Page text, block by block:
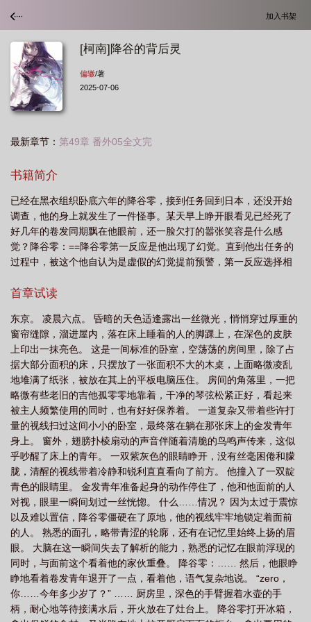
加入书架
[柯南]降谷的背后灵
偏辙/著
2025-07-06
最新章节： 第49章 番外05全文完
书籍简介
已经在黑衣组织卧底六年的降谷零，接到任务回到日本，还没开始
调查，他的身上就发生了一件怪事。某天早上睁开眼看见已经死了
好几年的卷发同期飘在他眼前，还一脸欠打的嚣张笑容是什么感
觉？降谷零：==降谷零第一反应是他出现了幻觉。直到他出任务的
过程中，被这个他自认为是虚假的幻觉提前预警，第一反应选择相
松田阵平：都说了不是幻觉啊！-降谷零艰难地接受了不知道为什么
出现背后灵已经是最不科学的事情了，直到不久后，得知这个世界
上竟然有返老还童药，高中生变成小学生这种事。降谷零，二度震
撼。然后，一个自称“赤魔法继承人”的家伙找到了他。对方：用特殊
道具可以烧东西给你的背后灵哦～降谷零：……先烧个墨镜吧。松
田阵平：？-降谷零带着自己的背后灵同期，开启了薅组织情报的快
进plus版。以及，轻松掀掉某人的猫皮。（一个人在工藤宅里易容的
某人：？）发现某易容的厨师。（从劳斯莱斯上走下来给自己带上
假龅牙的厨师：？）
首章试读
东京。 凌晨六点。 昏暗的天色适逢露出一丝微光，悄悄穿过厚重的
窗帘缝隙，溜进屋内，落在床上睡着的人的脚踝上，在深色的皮肤
上印出一抹亮色。 这是一间标准的卧室，空荡荡的房间里，除了占
据大部分面积的床，只摆放了一张面积不大的木桌，上面略微凌乱
地堆满了纸张，被放在其上的平板电脑压住。 房间的角落里，一把
略微有些老旧的吉他孤零零地靠着，干净的琴弦松紧正好，看起来
被主人频繁使用的同时，也有好好保养着。 一道复杂又带着些许打
量的视线扫过这间小小的卧室，最终落在躺在那张床上的金发青年
身上。 窗外，翅膀扑棱扇动的声音伴随着清脆的鸟鸣声传来，这似
乎吵醒了床上的青年。 一双紫灰色的眼睛睁开，没有丝毫困倦和朦
胧，清醒的视线带着冷静和锐利直直看向了前方。 他撞入了一双靛
青色的眼睛里。 金发青年准备起身的动作停住了，他和他面前的人
对视，眼里一瞬间划过一丝恍惚。 什么……情况？ 因为太过于震惊
以及难以置信，降谷零僵硬在了原地，他的视线牢牢地锁定着面前
的人。 熟悉的面孔，略带青涩的轮廓，还有在记忆里始终上扬的眉
眼。 大脑在这一瞬间失去了解析的能力，熟悉的记忆在眼前浮现的
同时，与面前这个看着他的家伙重叠。 降谷零：…… 然后，他眼睁
睁地看着卷发青年退开了一点，看着他，语气复杂地说。 “zero，
你……今年多少岁了？” …… 厨房里，深色的手臂握着水壶的手
柄，耐心地等待接满水后，开火放在了灶台上。 降谷零打开冰箱，